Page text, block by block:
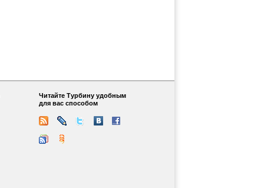
Читайте Турбину удобным
для вас способом